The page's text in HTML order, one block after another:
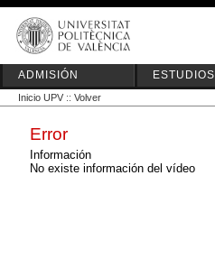
ADMISIÓN ESTUDIOS
Inicio UPV :: Volver
Error
Información
No existe información del vídeo